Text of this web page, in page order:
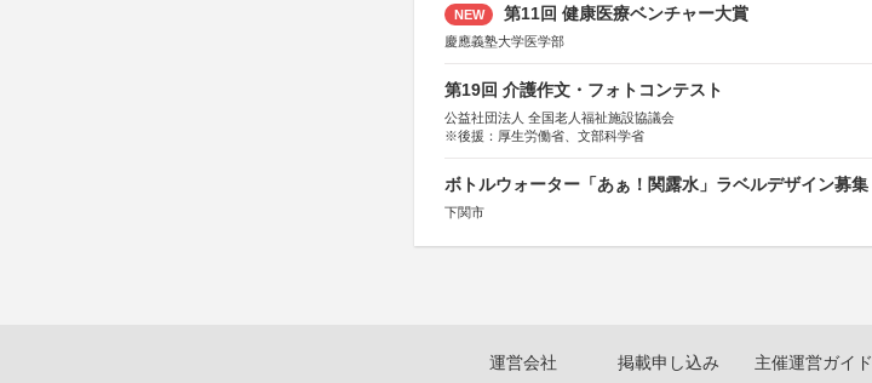
NEW 第11回 健康医療ベンチャー大賞
慶應義塾大学医学部
第19回 介護作文・フォトコンテスト
公益社団法人 全国老人福祉施設協議会
※後援：厚生労働省、文部科学省
ボトルウォーター「あぁ！関露水」ラベルデザイン募集
下関市
運営会社 掲載申し込み 主催運営ガイド